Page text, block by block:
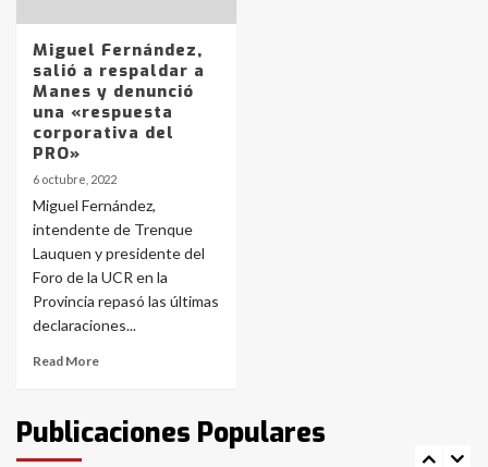
Miguel Fernández,
salió a respaldar a
Manes y denunció
una «respuesta
corporativa del
PRO»
6 octubre, 2022
Miguel Fernández,
intendente de Trenque
Lauquen y presidente del
Foro de la UCR en la
Provincia repasó las últimas
declaraciones...
Read More
Publicaciones Populares
4
Accidente en Ruta 5: falleció un
joven de Trenque Lauquen
5
6
La Bolsa de Cereales de Bahía
Blanca anticipa que Agosto vendrá
con lluvias y heladas, en gran parte
de la provincia
fueron detenidos por
comercialización de drogas en la
tarde del sábado